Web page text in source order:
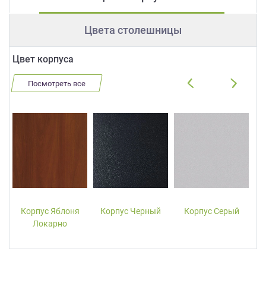
Цвета столешницы
Цвет корпуса
Посмотреть все
Корпус Яблоня
Локарно
Корпус Черный Корпус Серый